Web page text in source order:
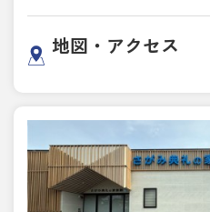
地図・アクセス